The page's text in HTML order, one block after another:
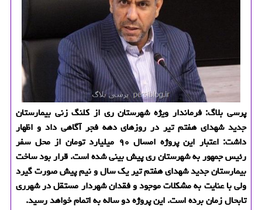
پرسی بلاگ: فرماندار ویژه شهرستان ری از كلنگ زنی بیمارستان
جدید شهدای هفتم تیر در روزهای دهه فجر آگاهی داد و اظهار
داشت: اعتبار این پروژه امسال ۹۰ میلیارد تومان از محل سفر
رئیس جمهور به شهرستان ری پیش بینی شده است. قرار بود ساخت
بیمارستان جدید شهدای هفتم تیر یك سال و نیم پیش صورت گیرد
ولی با عنایت به مشكلات موجود و فقدان شهردار مستقل در شهرری
تابحال زمان برده است. این پروژه دو ساله به اتمام خواهد رسید.